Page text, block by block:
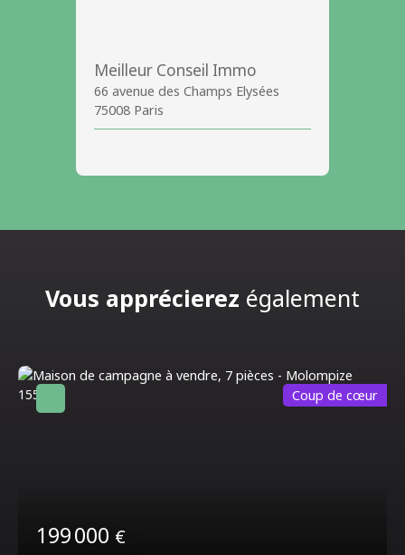
Meilleur Conseil Immo
66 avenue des Champs Elysées
75008 Paris
Vous apprécierez également
199 000 €
Coup de cœur